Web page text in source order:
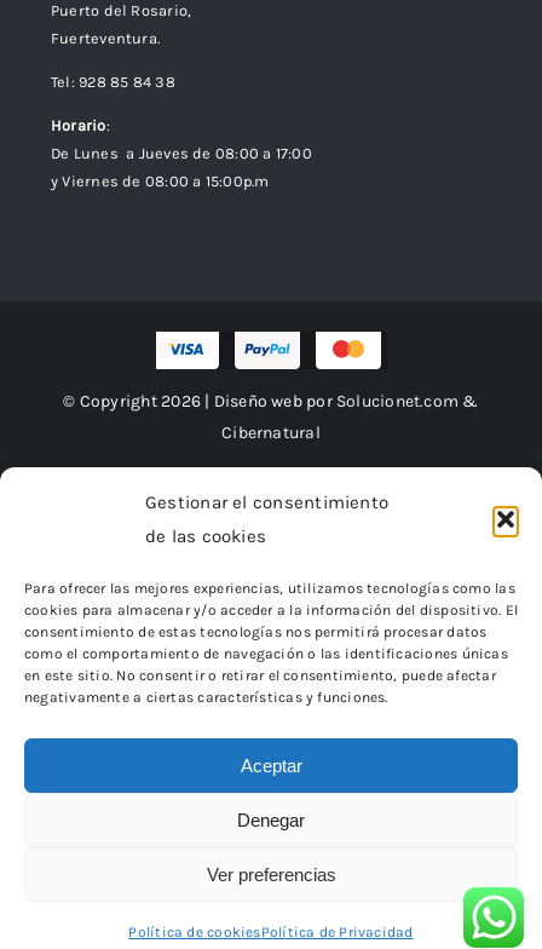
Gestionar el consentimiento
de las cookies
Para ofrecer las mejores experiencias, utilizamos tecnologías como las
cookies para almacenar y/o acceder a la información del dispositivo. El
consentimiento de estas tecnologías nos permitirá procesar datos
como el comportamiento de navegación o las identificaciones únicas
en este sitio. No consentir o retirar el consentimiento, puede afectar
negativamente a ciertas características y funciones.
Aceptar
Denegar
Ver preferencias
Política de cookiesPolítica de Privacidad
Puerto del Rosario,
Fuerteventura.
Tel: 928 85 84 38
Horario:
De Lunes a Jueves de 08:00 a 17:00
y Viernes de 08:00 a 15:00p.m
© Copyright 2026 | Diseño web por Solucionet.com &
Cibernatural
«Financiado por la Unión Europea – NextGenerationEU.
y no reflejan necesariamente los de la Unión Europea o la Comisión
Europea.
consideradas responsables de las mismas»